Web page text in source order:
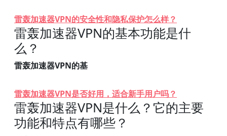
雷轰加速器VPN的安全性和隐私保护怎么样？
雷轰加速器VPN的基本功能是什
么？
雷轰加速器VPN的基
雷轰加速器VPN是否好用，适合新手用户吗？
雷轰加速器VPN是什么？它的主要
功能和特点有哪些？